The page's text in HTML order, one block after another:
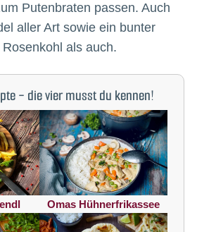
Putenbraten passen. Auch
aller Art sowie ein bunter
als auch.
- die vier musst du kennen!
Omas Hühnerfrikassee